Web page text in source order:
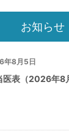
お知らせ
年8月5日
医表（2026年8